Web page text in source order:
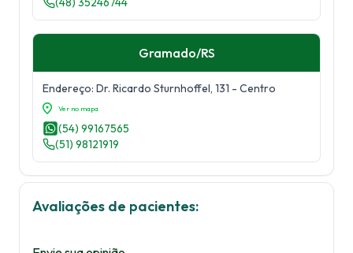
Gramado/RS
Endereço: Dr. Ricardo Sturnhoffel, 131 - Centro
Ver no mapa
(54) 99167565
(51) 98121919
Avaliações de pacientes: